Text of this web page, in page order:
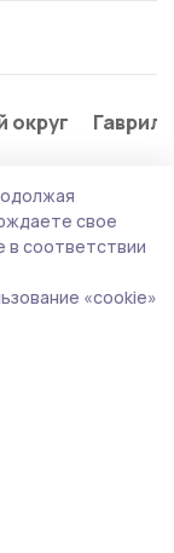
округ
свое
в соответствии
«cookie»